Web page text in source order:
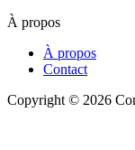
À propos
À propos
Contact
Copyright © 2026